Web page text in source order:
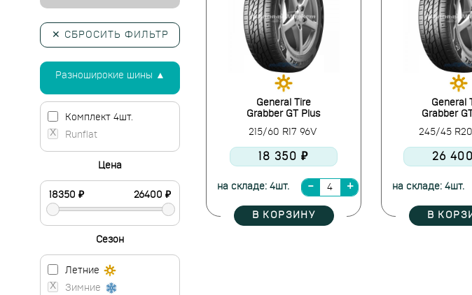
General Tire
Grabber GT Plus
215/60 R17 96V
18 350 ₽
на складе: 4шт.
В КОРЗИНУ
General
Grabber
245/45 R20
26
на складе: 4шт.
В
✕ СБРОСИТЬ ФИЛЬТР
Разноширокие шины ▲
Комплект 4шт.
Runflat
Цена
Сезон
Летние
Зимние